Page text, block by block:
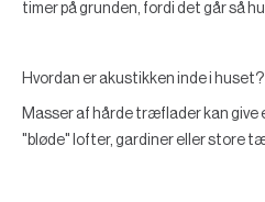
timer på grunden, fordi det går så
Hvordan er akustikken inde i huset?
Masser af hårde træflader kan give
"bløde" lofter, gardiner eller store